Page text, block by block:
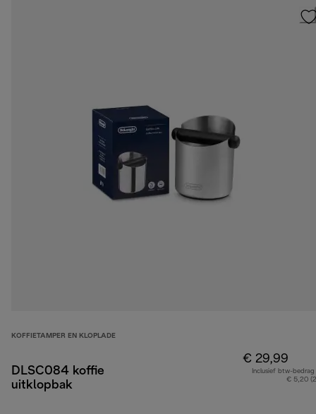
KOFFIETAMPER EN KLOPLADE
DLSC084 koffie
uitklopbak
€ 29,99
Inclusief btw-bedrag
€ 5,20